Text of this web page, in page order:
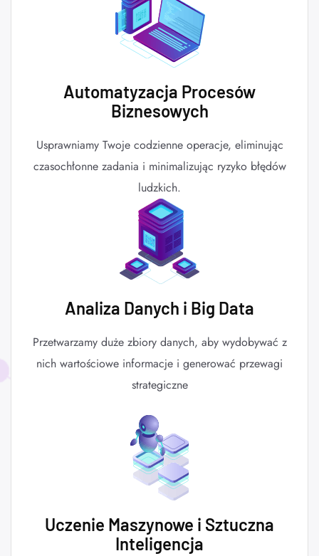
Automatyzacja Procesów
Biznesowych
Usprawniamy Twoje codzienne operacje, eliminując
czasochłonne zadania i minimalizując ryzyko błędów
ludzkich.
Analiza Danych i Big Data
Przetwarzamy duże zbiory danych, aby wydobywać z
nich wartościowe informacje i generować przewagi
strategiczne
Uczenie Maszynowe i Sztuczna
Inteligencja